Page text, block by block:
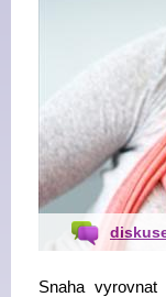
Snaha